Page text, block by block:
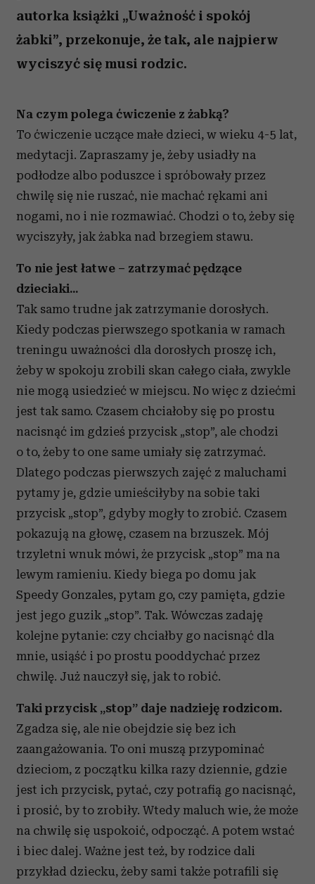
autorka książki „Uważność i spokój
żabki”, przekonuje, że tak, ale najpierw
wyciszyć się musi rodzic.
Na czym polega ćwiczenie z żabką?
To ćwiczenie uczące małe dzieci, w wieku 4-5 lat,
medytacji. Zapraszamy je, żeby usiadły na
podłodze albo poduszce i spróbowały przez
chwilę się nie ruszać, nie machać rękami ani
nogami, no i nie rozmawiać. Chodzi o to, żeby się
wyciszyły, jak żabka nad brzegiem stawu.
To nie jest łatwe – zatrzymać pędzące
dzieciaki...
Tak samo trudne jak zatrzymanie dorosłych.
Kiedy podczas pierwszego spotkania w ramach
treningu uważności dla dorosłych proszę ich,
żeby w spokoju zrobili skan całego ciała, zwykle
nie mogą usiedzieć w miejscu. No więc z dziećmi
jest tak samo. Czasem chciałoby się po prostu
nacisnąć im gdzieś przycisk „stop”, ale chodzi
o to, żeby to one same umiały się zatrzymać.
Dlatego podczas pierwszych zajęć z maluchami
pytamy je, gdzie umieściłyby na sobie taki
przycisk „stop”, gdyby mogły to zrobić. Czasem
pokazują na głowę, czasem na brzuszek. Mój
trzyletni wnuk mówi, że przycisk „stop” ma na
lewym ramieniu. Kiedy biega po domu jak
Speedy Gonzales, pytam go, czy pamięta, gdzie
jest jego guzik „stop”. Tak. Wówczas zadaję
kolejne pytanie: czy chciałby go nacisnąć dla
mnie, usiąść i po prostu pooddychać przez
chwilę. Już nauczył się, jak to robić.
Taki przycisk „stop” daje nadzieję rodzicom.
Zgadza się, ale nie obejdzie się bez ich
zaangażowania. To oni muszą przypominać
dzieciom, z początku kilka razy dziennie, gdzie
jest ich przycisk, pytać, czy potrafią go nacisnąć,
i prosić, by to zrobiły. Wtedy maluch wie, że może
na chwilę się uspokoić, odpocząć. A potem wstać
i biec dalej. Ważne jest też, by rodzice dali
przykład dziecku, żeby sami także potrafili się